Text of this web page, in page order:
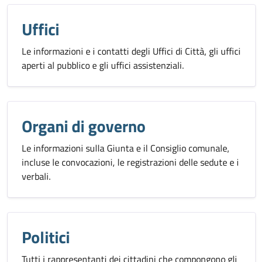
Uffici
Le informazioni e i contatti degli Uffici di Città, gli uffici
aperti al pubblico e gli uffici assistenziali.
Organi di governo
Le informazioni sulla Giunta e il Consiglio comunale,
incluse le convocazioni, le registrazioni delle sedute e i
verbali.
Politici
Tutti i rappresentanti dei cittadini che compongono gli